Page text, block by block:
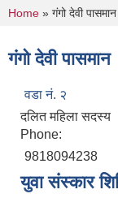
You are
Home » गंगो देवी पासमान
गंगो देवी पासमान
वडा नं. २
दलित महिला सदस्य
Phone:
9818094238
युवा संस्कार